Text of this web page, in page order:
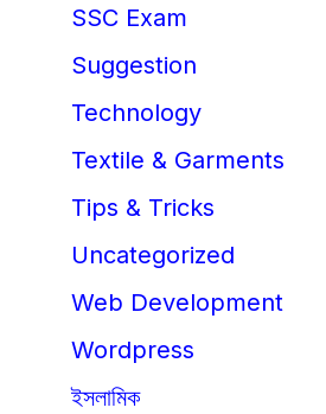
SSC Exam
Suggestion
Technology
Textile & Garments
Tips & Tricks
Uncategorized
Web Development
Wordpress
ইসলামিক